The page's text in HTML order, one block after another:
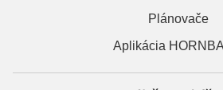
Plánovače
Aplikácia